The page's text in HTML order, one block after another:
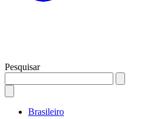
Pesquisar
Brasileiro